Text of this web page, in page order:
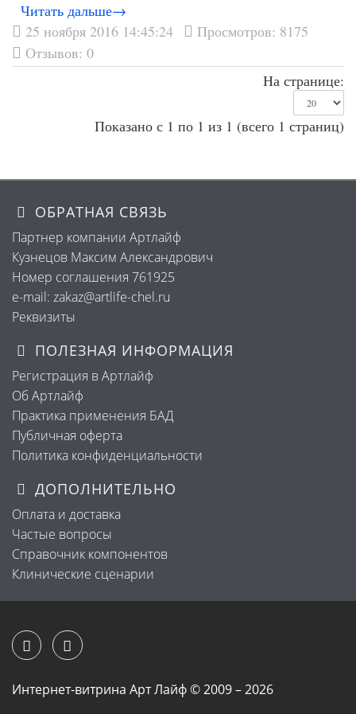
Читать дальше→
25 ноября 2016 14:45:24
Просмотров: 8175
Отзывов: 0
На странице:
Показано с 1 по 1 из 1 (всего 1 страниц)
ОБРАТНАЯ СВЯЗЬ
Партнер компании Артлайф
Кузнецов Максим Александрович
Номер соглашения 761925
e-mail: zakaz@artlife-chel.ru
Реквизиты
ПОЛЕЗНАЯ ИНФОРМАЦИЯ
Регистрация в Артлайф
Об Артлайф
Практика применения БАД
Публичная оферта
Политика конфиденциальности
ДОПОЛНИТЕЛЬНО
Оплата и доставка
Частые вопросы
Справочник компонентов
Клинические сценарии
Интернет-витрина Арт Лайф © 2009 – 2026